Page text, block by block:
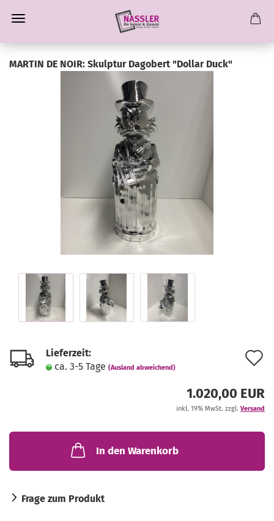
MARTIN DE NOIR: Skulptur Dagobert "Dollar Duck"
Lieferzeit:
ca. 3-5 Tage (Ausland abweichend)
1.020,00 EUR
inkl. 19% MwSt. zzgl. Versand
In den Warenkorb
Frage zum Produkt